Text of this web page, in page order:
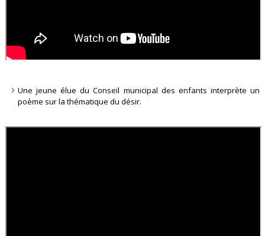
Une jeune élue du Conseil municipal des enfants interprète un
poème sur la thématique du désir.